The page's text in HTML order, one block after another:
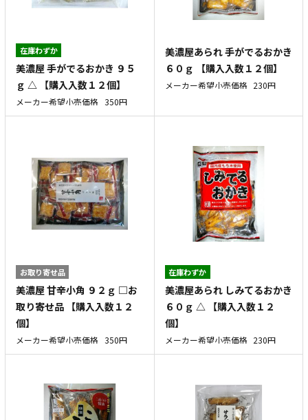
在庫わずか
美濃屋 手がでるおかき ９５
ｇ △ 【購入入数１２個】
メーカー希望小売価格 350円
美濃屋あられ 手がでるおかき
６０ｇ 【購入入数１２個】
メーカー希望小売価格 230円
お取り寄せ品
美濃屋 甘辛小角 ９２ｇ □お
取り寄せ品 【購入入数１２
個】
メーカー希望小売価格 350円
在庫わずか
美濃屋あられ しみてるおかき
６０ｇ △ 【購入入数１２
個】
メーカー希望小売価格 230円